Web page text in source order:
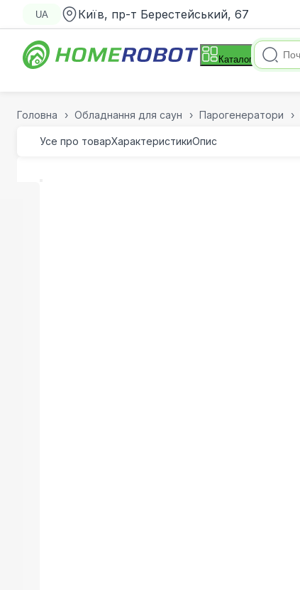
UA Київ, пр-т Берестейський, 67
Каталог
Головна Обладнання для саун Парогенератори
Усе про товарХарактеристикиОпис